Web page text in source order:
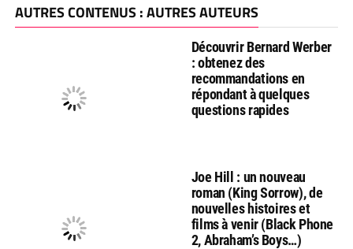
AUTRES CONTENUS : AUTRES AUTEURS
Découvrir Bernard Werber
: obtenez des
recommandations en
répondant à quelques
questions rapides
Joe Hill : un nouveau
roman (King Sorrow), de
nouvelles histoires et
films à venir (Black Phone
2, Abraham’s Boys…)